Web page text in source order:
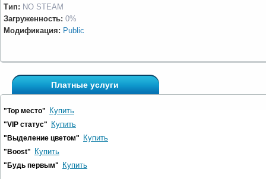
Тип: NO STEAM
Загруженность: 0%
Модификация: Public
Платные услуги
"Top место" Купить
"VIP статус" Купить
"Выделение цветом" Купить
"Boost" Купить
"Будь первым" Купить